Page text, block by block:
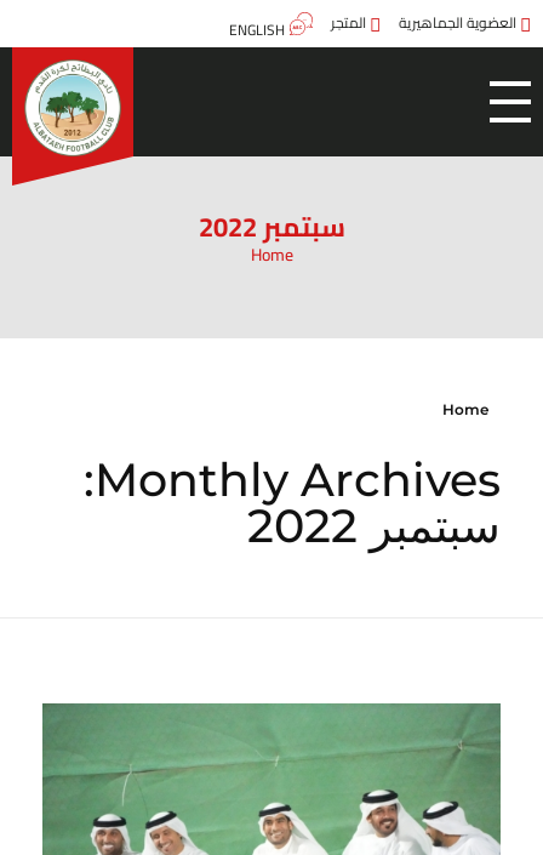
العضوية الجماهيرية المتجر ENGLISH
سبتمبر 2022
Home
Home
Monthly Archives:
سبتمبر 2022